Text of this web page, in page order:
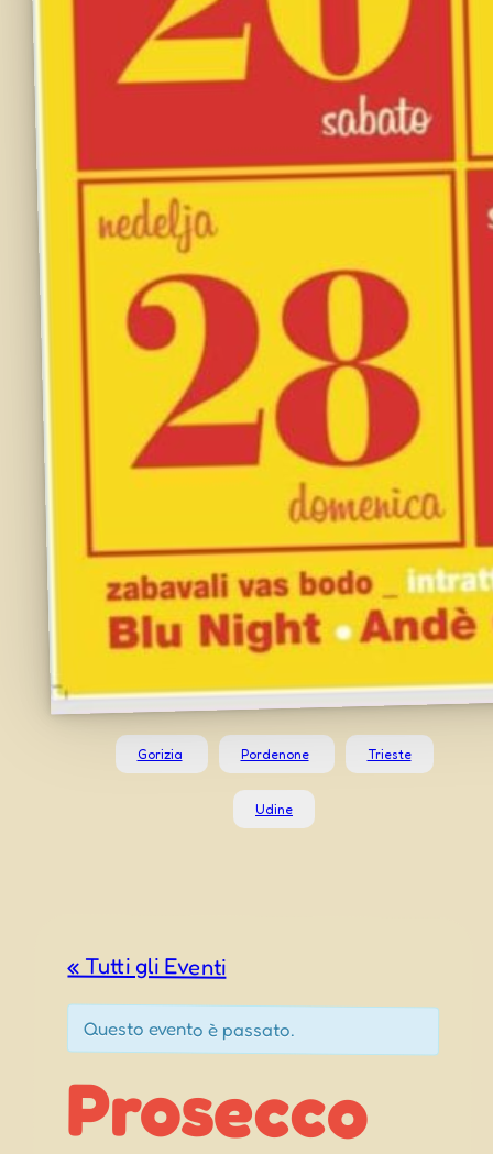
Gorizia Pordenone Trieste
Udine
« Tutti gli Eventi
Questo evento è passato.
Prosecco
Sagra di